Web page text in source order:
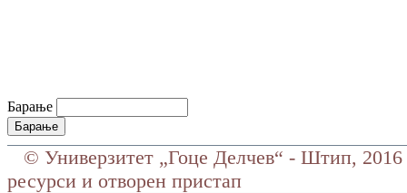
Барање
© Универзитет „Гоце Делчев“ - Штип, 2016
ресурси и отворен пристап